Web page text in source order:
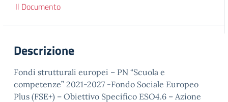
Il Documento
Descrizione
Fondi strutturali europei – PN “Scuola e
competenze” 2021-2027 -Fondo Sociale Europeo
Plus (FSE+) – Obiettivo Specifico ESO4.6 – Azione